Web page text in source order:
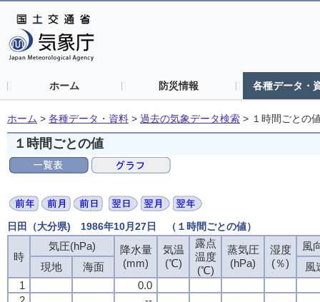
ホーム 防災情報 各種データ・
ホーム > 各種データ・資料 > 過去の気象データ検索 > １時間ごとの
１時間ごとの値
日田（大分県) 1986年10月27日 （１時間ごとの値）
時
気圧(hPa)
降水量
(mm)
気温
(℃)
露点
温度
(℃)
蒸気圧
(hPa)
湿度
(％)
風
現地
海面
風
1
0.0